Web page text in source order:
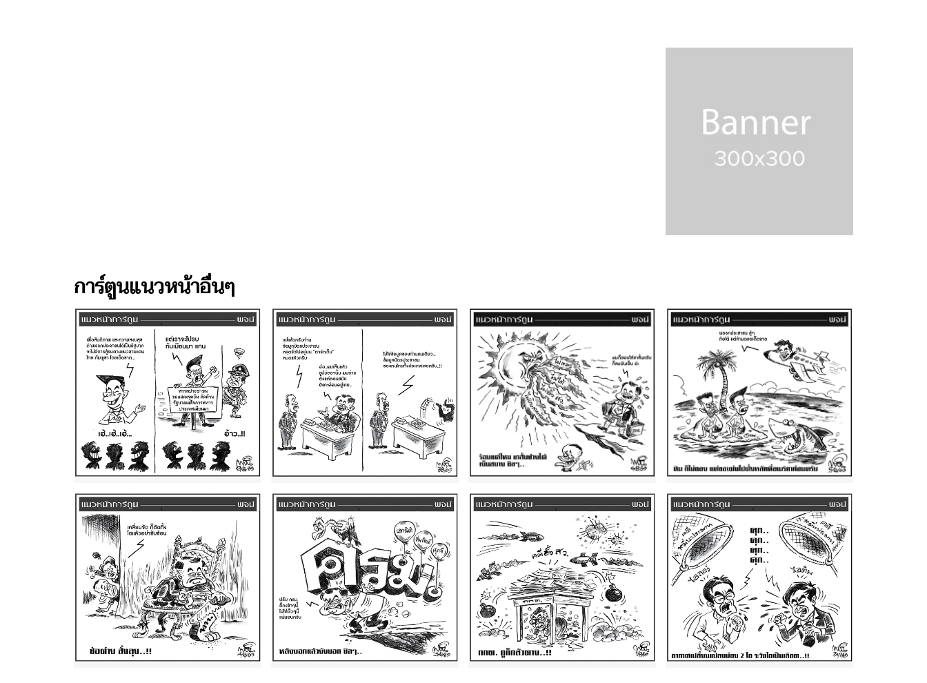
การ์ตูนแนวหน้าอื่นๆ
ฉบับวัน เสาร์ ที่ 8 สิงหาคม
พ.ศ. 2569
ฉบับวัน ศุกร์ ที่ 7 สิงหาคม
พ.ศ. 2569
ฉบับวัน พฤหัสบดี ที่ 6
สิงหาคม พ.ศ. 2569
ฉบับวัน พุธ ที่ 5 สิงหาคม พ.ศ.
2569